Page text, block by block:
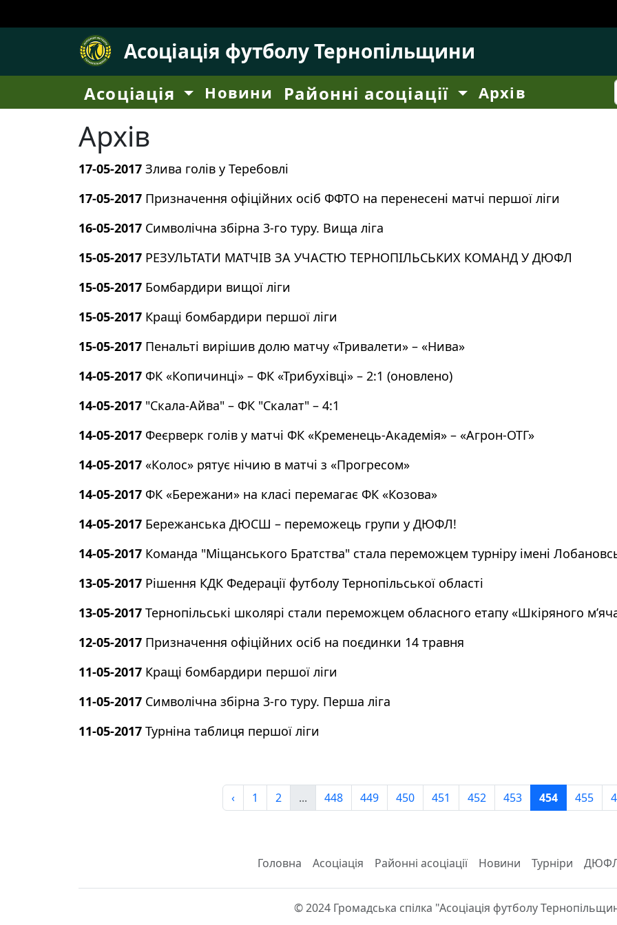
Асоціація футболу Тернопільщини
Асоціація Новини Районні асоціації Архів
Архів
17-05-2017 Злива голів у Теребовлі
17-05-2017 Призначення офіційних осіб ФФТО на перенесені матчі першої ліги
16-05-2017 Символічна збірна 3-го туру. Вища ліга
15-05-2017 РЕЗУЛЬТАТИ МАТЧІВ ЗА УЧАСТЮ ТЕРНОПІЛЬСЬКИХ КОМАНД У ДЮФЛ
15-05-2017 Бомбардири вищої ліги
15-05-2017 Кращі бомбардири першої ліги
15-05-2017 Пенальті вирішив долю матчу «Тривалети» – «Нива»
14-05-2017 ФК «Копичинці» – ФК «Трибухівці» – 2:1 (оновлено)
14-05-2017 "Скала-Айва" – ФК "Скалат" – 4:1
14-05-2017 Феєрверк голів у матчі ФК «Кременець-Академія» – «Агрон-ОТГ»
14-05-2017 «Колос» рятує нічию в матчі з «Прогресом»
14-05-2017 ФК «Бережани» на класі перемагає ФК «Козова»
14-05-2017 Бережанська ДЮСШ – переможець групи у ДЮФЛ!
14-05-2017 Команда "Міщанського Братства" стала переможцем турніру імені
13-05-2017 Рішення КДК Федерації футболу Тернопільської області
13-05-2017 Тернопільські школярі стали переможцем обласного етапу «Шкіряного
12-05-2017 Призначення офіційних осіб на поєдинки 14 травня
11-05-2017 Кращі бомбардири першої ліги
11-05-2017 Символічна збірна 3-го туру. Перша ліга
11-05-2017 Турніна таблиця першої ліги
‹ 1 2 ... 448 449 450 451 452 453 454 455
Головна Асоціація Районні асоціації Новини Турніри
© 2024 Громадська спілка "Асоціація футболу